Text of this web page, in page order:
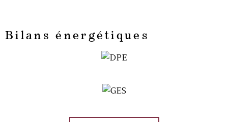
Bilans énergétiques